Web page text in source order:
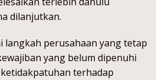
dilanjutkan.
langkah perusahaan yang tetap
yang belum dipenuhi
terhadap